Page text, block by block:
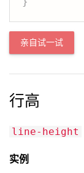
亲自试一试
行高
line-height
实例